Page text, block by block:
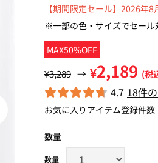
MAX50%OFF
【期間限定セール】2026年
※一部の色・サイズでセール
¥3,289 → ¥2,189 (税
4.7 18件
お気に入りアイテム登録件数
数量